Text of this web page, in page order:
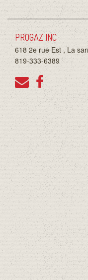
ULTRAMAR
LOTO QUEBEC
PÊCHE
PROMOTIONS
LES ALIMENTS DE
LES PRODUITS
PROGAZ INC
618 2e rue Est , La
819-333-6389